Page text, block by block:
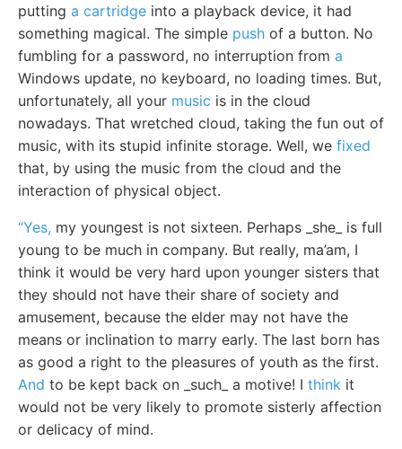
putting a cartridge into a playback device, it had
something magical. The simple push of a button. No
fumbling for a password, no interruption from a
Windows update, no keyboard, no loading times. But,
unfortunately, all your music is in the cloud
nowadays. That wretched cloud, taking the fun out of
music, with its stupid infinite storage. Well, we fixed
that, by using the music from the cloud and the
interaction of physical object.
“Yes, my youngest is not sixteen. Perhaps _she_ is full
young to be much in company. But really, ma’am, I
think it would be very hard upon younger sisters that
they should not have their share of society and
amusement, because the elder may not have the
means or inclination to marry early. The last born has
as good a right to the pleasures of youth as the first.
And to be kept back on _such_ a motive! I think it
would not be very likely to promote sisterly affection
or delicacy of mind.